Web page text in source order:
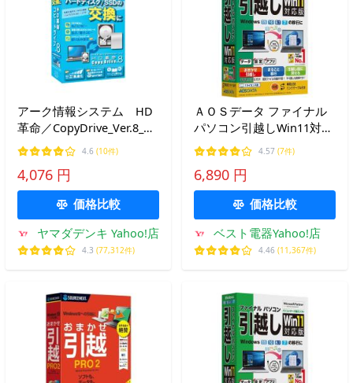
アーク情報システム HD
革命／CopyDrive_Ver.8_通
常版 CD-801
HD&amp;SSD交換ソフト
4.6 (10件)
4,076 円
価格比較
ヤマダデンキ Yahoo!店
4.3 (77,312件)
ＡＯＳデータ ファイナル
パソコン引越しWin11対応
版 専用USBリンクケーブ
ル付 FP8-2
4.57 (7件)
6,890 円
価格比較
ベスト電器Yahoo!店
4.46 (11,367件)